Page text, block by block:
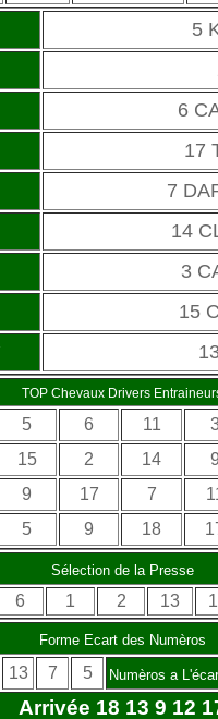
5
6
17
7
14
3
15
TOP Chevaux Drivers
5 6 11
15 2 14
9 17 7
5 9 18
Sélection de la Presse
6 1 2 13
Forme Ecart des Numèros
13 7 5 Numèros a
Arrivée 18 13 9 12